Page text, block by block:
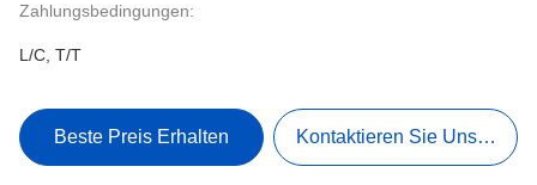
Zahlungsbedingungen:
L/C, T/T
Beste Preis Erhalten Kontaktieren Sie Uns Jetzt